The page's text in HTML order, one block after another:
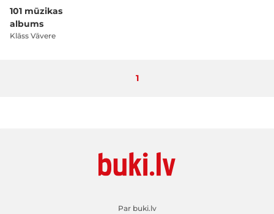
101 mūzikas
albums
Klāss Vāvere
Pašlaik lasāt lapu
1
Par buki.lv